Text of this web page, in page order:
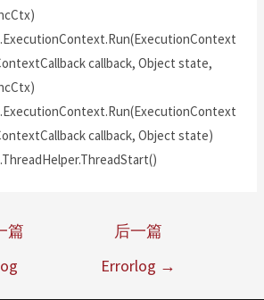
callback, Object state,
callback, Object state)
篇
后一篇
Errorlog →